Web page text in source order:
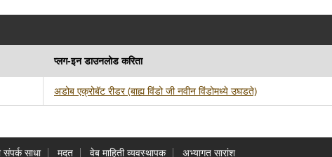
प्लग-इन डाउनलोड करिता
अडोब एक्रोबॅट रीडर(बाह्य विंडो जी नवीन विंडोमध्ये उघडते)
साधा मदत वेब माहिती व्यवस्थापक अभ्यागत सारांश